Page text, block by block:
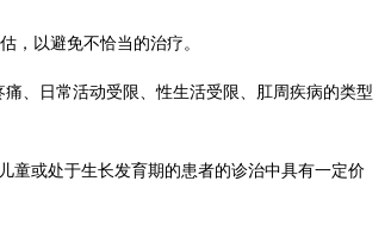
，以避免不恰当的治疗。
、日常活动受限、性生活受限、肛周疾病的类型
童或处于生长发育期的患者的诊治中具有一定价